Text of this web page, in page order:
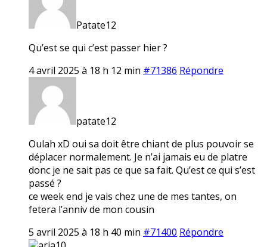
Patate12
Qu’est se qui c’est passer hier ?
4 avril 2025 à 18 h 12 min #71386 Répondre
patate12
Oulah xD oui sa doit être chiant de plus pouvoir se
déplacer normalement. Je n’ai jamais eu de platre
donc je ne sait pas ce que sa fait. Qu’est ce qui s’est
passé ?
ce week end je vais chez une de mes tantes, on
fetera l’anniv de mon cousin
5 avril 2025 à 18 h 40 min #71400 Répondre